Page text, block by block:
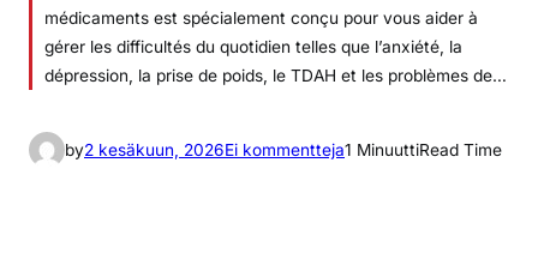
médicaments est spécialement conçu pour vous aider à
gérer les difficultés du quotidien telles que l’anxiété, la
dépression, la prise de poids, le TDAH et les problèmes de…
by2 kesäkuun, 2026Ei kommenttejaa
1 MinuuttiRead Time